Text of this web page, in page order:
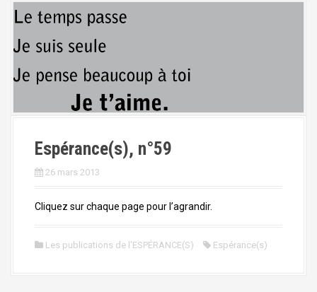
Espérance(s), n°59
26 mars 2013
Cliquez sur chaque page pour l’agrandir.
Les publications de l'ESPÉRANCE(S) Espérance(s)